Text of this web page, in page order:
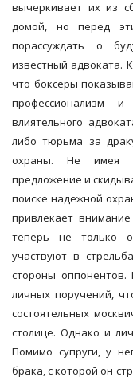
вычеркивает их из
домой, но перед
порассуждать о
известный адвоката.
что боксеры
профессионализм
влиятельного
либо тюрьма за
охраны. Не имея
предложение и
поиске надежной
привлекает
теперь не только
участвуют в
стороны
личных поручений,
состоятельных
столице. Однако и
Помимо супруги, у
брака, с которой он